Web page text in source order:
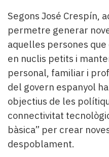
Segons José Crespín,
permetre generar
aquelles persones
en nuclis petits i
personal, familiar i
del govern espanyol
objectius de les
connectivitat
bàsica” per crear
despoblament.